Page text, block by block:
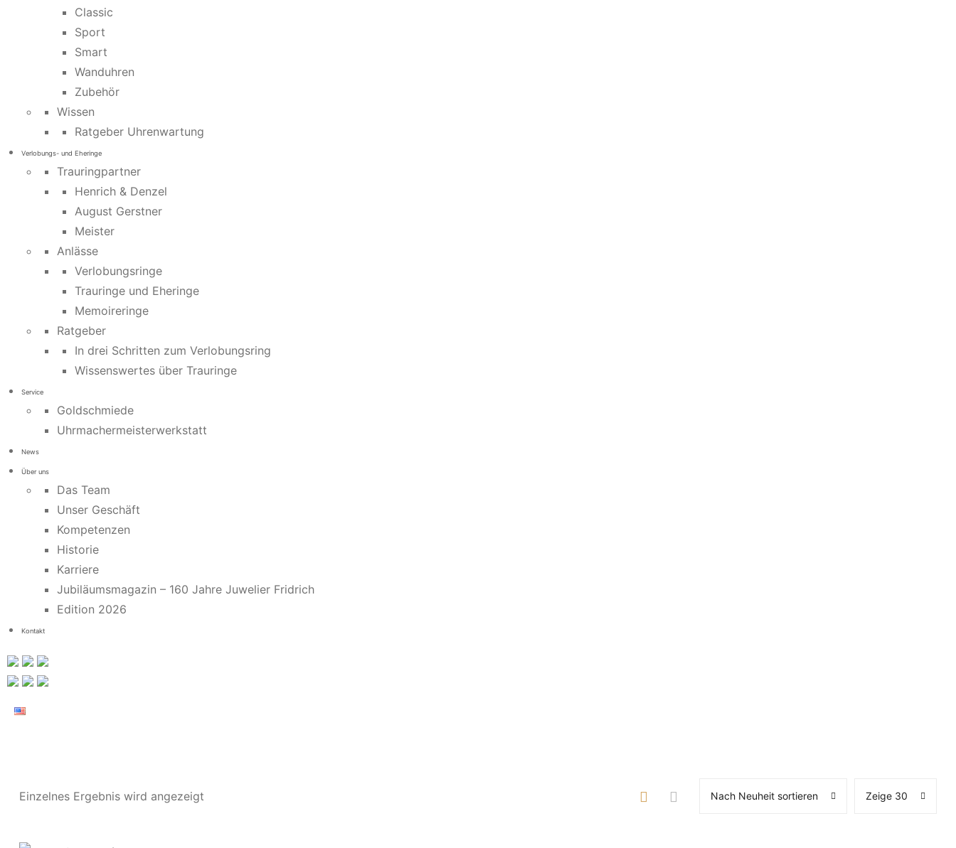
Classic
Sport
Smart
Wanduhren
Zubehör
Wissen
Ratgeber Uhrenwartung
Verlobungs- und Eheringe
Trauringpartner
Henrich & Denzel
August Gerstner
Meister
Anlässe
Verlobungsringe
Trauringe und Eheringe
Memoireringe
Ratgeber
In drei Schritten zum Verlobungsring
Wissenswertes über Trauringe
Service
Goldschmiede
Uhrmachermeisterwerkstatt
News
Über uns
Das Team
Unser Geschäft
Kompetenzen
Historie
Karriere
Jubiläumsmagazin – 160 Jahre Juwelier Fridrich
Edition 2026
Kontakt
Einzelnes Ergebnis wird angezeigt Nach Neuheit sortieren Zeige 30